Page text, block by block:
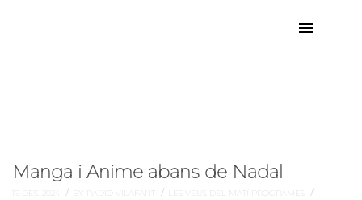
Manga i Anime abans de Nadal
16 DES. 2024 / BY RADIO VILAFANT / LES VEUS DEL MATÍ PROGRAMES /